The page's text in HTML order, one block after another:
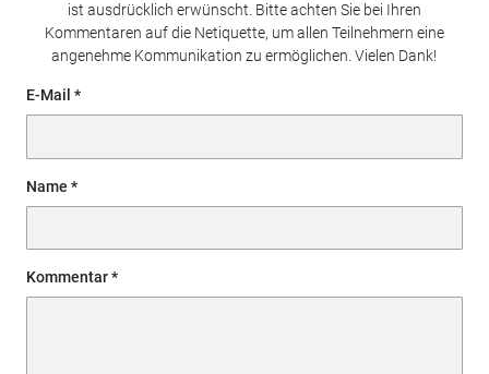
ist ausdrücklich erwünscht. Bitte achten Sie bei Ihren
Kommentaren auf die Netiquette, um allen Teilnehmern eine
angenehme Kommunikation zu ermöglichen. Vielen Dank!
E-Mail
Name
Kommentar